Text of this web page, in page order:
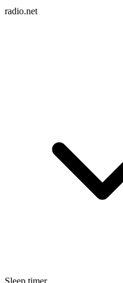
radio.net